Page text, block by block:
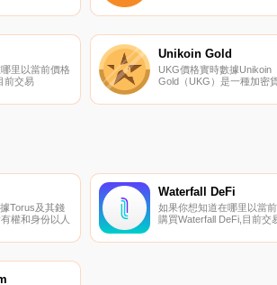
網絡和實時數據交易。{二
無需任何中介即可快速安全
移交易數字資產.
里以當前價格
前交易
您可以在我們
Unikoin Gold
UKG價格實時數據Unikoin
Gold（UKG）是一種加密
Gold目前的供應量為
Torus及其錢
權和身份以人
Waterfall DeFi
如果你想知道在哪里以當
購買Waterfall DeFi,目前交
貨幣交易所是拉托肯。您